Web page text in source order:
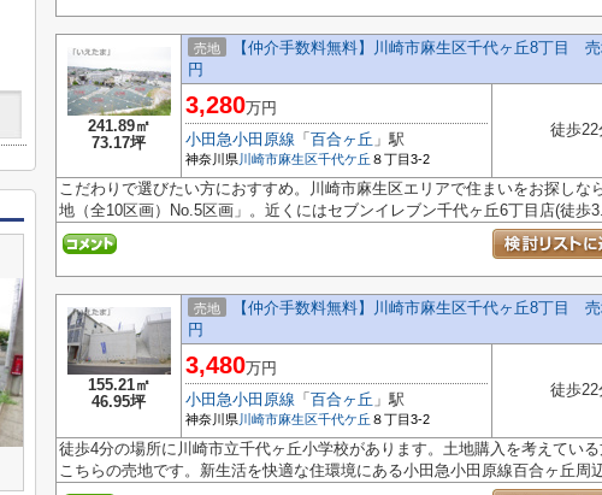
241.89㎡
73.17坪
売地
【仲介手数料無料】川崎市麻生区千代ヶ丘8丁目
円
3,280万円
小田急小田原線 「 百合ヶ丘 」駅
神奈川県川崎市麻生区千代ケ丘 ８丁目3-2
徒歩22
こだわりで選びたい方におすすめ。川崎市麻生区エリアで住まいをお探し
地（全10区画）No.5区画」。近くにはセブンイレブン千代ヶ丘6丁目店(徒歩
155.21㎡
46.95坪
売地
【仲介手数料無料】川崎市麻生区千代ヶ丘8丁目
円
3,480万円
小田急小田原線 「 百合ヶ丘 」駅
神奈川県川崎市麻生区千代ケ丘 ８丁目3-2
徒歩22
徒歩4分の場所に川崎市立千代ヶ丘小学校があります。土地購入を考えてい
こちらの売地です。新生活を快適な住環境にある小田急小田原線百合ヶ丘周